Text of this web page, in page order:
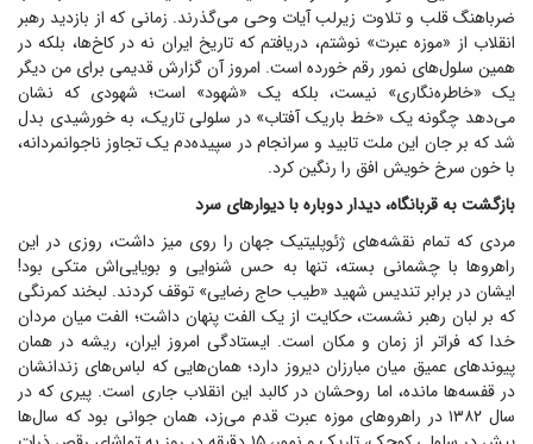
ضرباهنگ قلب و تلاوت زیرلب آیات وحی می‌گذرند. زمانی که از بازدید رهبر
انقلاب از «موزه عبرت» نوشتم، دریافتم که تاریخ ایران نه در کاخ‌ها، بلکه در
همین سلول‌های نمور رقم خورده است. امروز آن گزارش قدیمی برای من دیگر
یک «خاطره‌نگاری» نیست، بلکه یک «شهود» است؛ شهودی که نشان
می‌دهد چگونه یک «خط باریک آفتاب» در سلولی تاریک، به خورشیدی بدل
شد که بر جان این ملت تابید و سرانجام در سپیده‌دم یک تجاوز ناجوانمردانه،
با خون سرخ خویش افق را رنگین کرد.
بازگشت به قربانگاه، دیدار دوباره با دیوار‌های سرد
مردی که تمام نقشه‌های ژئوپلیتیک جهان را روی میز داشت، روزی در این
راهرو‌ها با چشمانی بسته، تنها به حس شنوایی و بویایی‌اش متکی بود!
ایشان در برابر تندیس شهید «طیب حاج رضایی» توقف کردند. لبخند کمرنگی
که بر لبان رهبر نشست، حکایت از یک الفت پنهان داشت؛ الفت میان مردان
خدا که فراتر از زمان و مکان است. ایستادگی امروز ایران، ریشه در همان
پیوند‌های عمیق میان مبارزان دیروز دارد؛ همان‌هایی که لباس‌های زندانشان
در قفسه‌ها مانده، اما روحشان در کالبد این انقلاب جاری است. پیری که در
سال ۱۳۸۲ در راهرو‌های موزه عبرت قدم می‌زد، همان جوانی بود که سال‌ها